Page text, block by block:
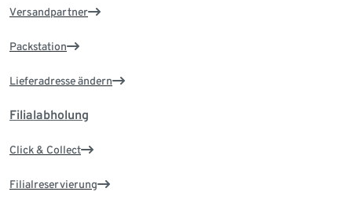
Versandpartner
Packstation
Lieferadresse ändern
Filialabholung
Click & Collect
Filialreservierung